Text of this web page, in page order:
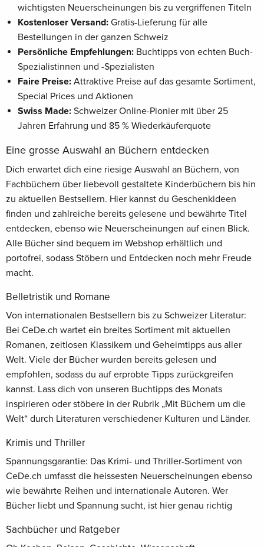
wichtigsten Neuerscheinungen bis zu vergriffenen Titeln
Kostenloser Versand: Gratis-Lieferung für alle
Bestellungen in der ganzen Schweiz
Persönliche Empfehlungen: Buchtipps von echten Buch-
Spezialistinnen und -Spezialisten
Faire Preise: Attraktive Preise auf das gesamte Sortiment,
Special Prices und Aktionen
Swiss Made: Schweizer Online-Pionier mit über 25
Jahren Erfahrung und 85 % Wiederkäuferquote
Eine grosse Auswahl an Büchern entdecken
Dich erwartet dich eine riesige Auswahl an Büchern, von
Fachbüchern über liebevoll gestaltete Kinderbüchern bis hin
zu aktuellen Bestsellern. Hier kannst du Geschenkideen
finden und zahlreiche bereits gelesene und bewährte Titel
entdecken, ebenso wie Neuerscheinungen auf einen Blick.
Alle Bücher sind bequem im Webshop erhältlich und
portofrei, sodass Stöbern und Entdecken noch mehr Freude
macht.
Belletristik und Romane
Von internationalen Bestsellern bis zu Schweizer Literatur:
Bei CeDe.ch wartet ein breites Sortiment mit aktuellen
Romanen, zeitlosen Klassikern und Geheimtipps aus aller
Welt. Viele der Bücher wurden bereits gelesen und
empfohlen, sodass du auf erprobte Tipps zurückgreifen
kannst. Lass dich von unseren Buchtipps des Monats
inspirieren oder stöbere in der Rubrik „Mit Büchern um die
Welt“ durch Literaturen verschiedener Kulturen und Länder.
Krimis und Thriller
Spannungsgarantie: Das Krimi- und Thriller-Sortiment von
CeDe.ch umfasst die heissesten Neuerscheinungen ebenso
wie bewährte Reihen und internationale Autoren. Wer
Bücher liebt und Spannung sucht, ist hier genau richtig
Sachbücher und Ratgeber